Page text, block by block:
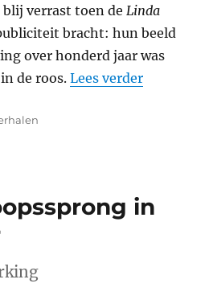
verrast toen de Linda
bracht: hun beeld
over honderd jaar was
de roos.Lees verder“Geen
in